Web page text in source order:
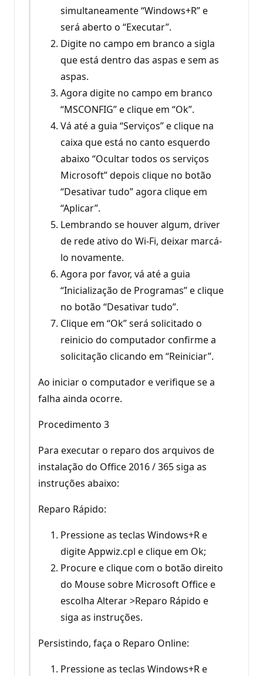
simultaneamente “Windows+R” e
será aberto o “Executar”.
Digite no campo em branco a sigla
que está dentro das aspas e sem as
aspas.
Agora digite no campo em branco
“MSCONFIG” e clique em “Ok”.
Vá até a guia “Serviços” e clique na
caixa que está no canto esquerdo
abaixo “Ocultar todos os serviços
Microsoft” depois clique no botão
“Desativar tudo” agora clique em
“Aplicar”.
Lembrando se houver algum, driver
de rede ativo do Wi-Fi, deixar marcá-
lo novamente.
Agora por favor, vá até a guia
“Inicialização de Programas” e clique
no botão “Desativar tudo”.
Clique em “Ok” será solicitado o
reinicio do computador confirme a
solicitação clicando em “Reiniciar”.
Ao iniciar o computador e verifique se a
falha ainda ocorre.
Procedimento 3
Para executar o reparo dos arquivos de
instalação do Office 2016 / 365 siga as
instruções abaixo:
Reparo Rápido:
Pressione as teclas Windows+R e
digite Appwiz.cpl e clique em Ok;
Procure e clique com o botão direito
do Mouse sobre Microsoft Office e
escolha Alterar >Reparo Rápido e
siga as instruções.
Persistindo, faça o Reparo Online:
Pressione as teclas Windows+R e